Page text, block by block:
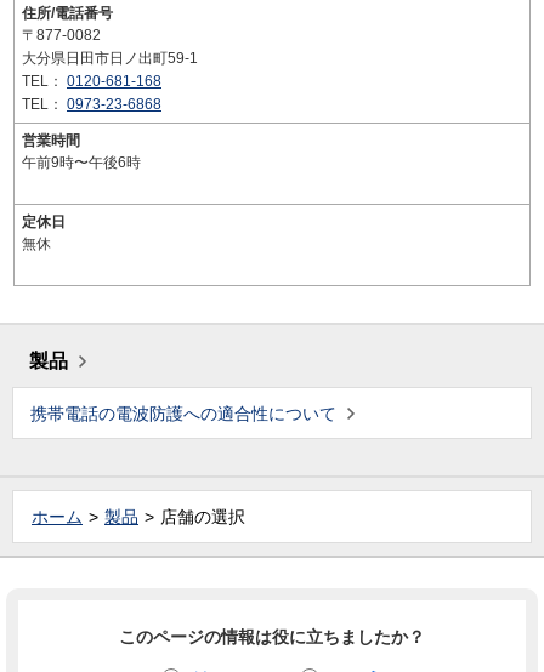
住所/電話番号
〒877-0082
大分県日田市日ノ出町59-1
TEL： 0120-681-168
TEL： 0973-23-6868
営業時間
午前9時〜午後6時
定休日
無休
製品
携帯電話の電波防護への適合性について
ホーム 製品 店舗の選択
このページの情報は役に立ちましたか？